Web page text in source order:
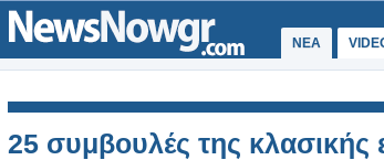
ΝΕΑ
25 συμβουλές της κλασικής